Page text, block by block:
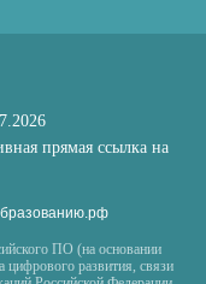
прямая ссылка на
ПО (на основании
цифрового развития, связи